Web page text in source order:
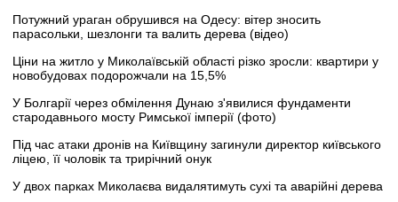
Потужний ураган обрушився на Одесу: вітер зносить
парасольки, шезлонги та валить дерева (відео)
Ціни на житло у Миколаївській області різко зросли: квартири у
новобудовах подорожчали на 15,5%
У Болгарії через обмілення Дунаю з'явилися фундаменти
стародавнього мосту Римської імперії (фото)
Під час атаки дронів на Київщину загинули директор київського
ліцею, її чоловік та трирічний онук
У двох парках Миколаєва видалятимуть сухі та аварійні дерева